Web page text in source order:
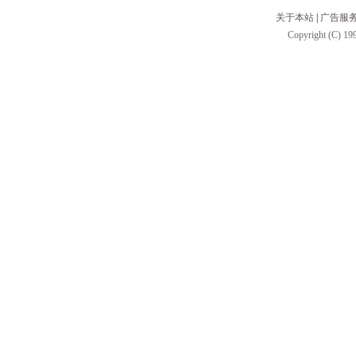
关于本站
广告服
Copyright (C)